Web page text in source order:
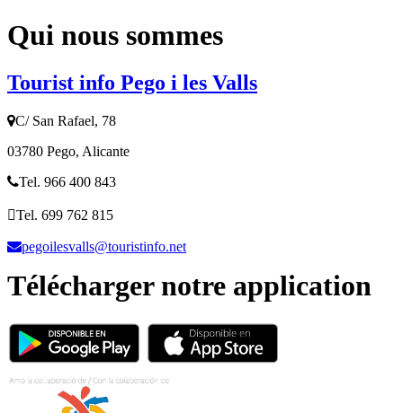
Qui nous sommes
Tourist info Pego i les Valls
C/ San Rafael, 78
03780 Pego, Alicante
Tel. 966 400 843
Tel. 699 762 815
pegoilesvalls@touristinfo.net
Télécharger notre application